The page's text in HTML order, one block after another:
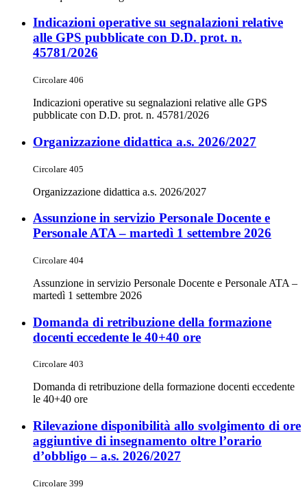
Indicazioni operative su segnalazioni relative
alle GPS pubblicate con D.D. prot. n.
45781/2026
Circolare 406
Indicazioni operative su segnalazioni relative alle GPS
pubblicate con D.D. prot. n. 45781/2026
Organizzazione didattica a.s. 2026/2027
Circolare 405
Organizzazione didattica a.s. 2026/2027
Assunzione in servizio Personale Docente e
Personale ATA – martedì 1 settembre 2026
Circolare 404
Assunzione in servizio Personale Docente e Personale ATA –
martedì 1 settembre 2026
Domanda di retribuzione della formazione
docenti eccedente le 40+40 ore
Circolare 403
Domanda di retribuzione della formazione docenti eccedente
le 40+40 ore
Rilevazione disponibilità allo svolgimento di ore
aggiuntive di insegnamento oltre l’orario
d’obbligo – a.s. 2026/2027
Circolare 399